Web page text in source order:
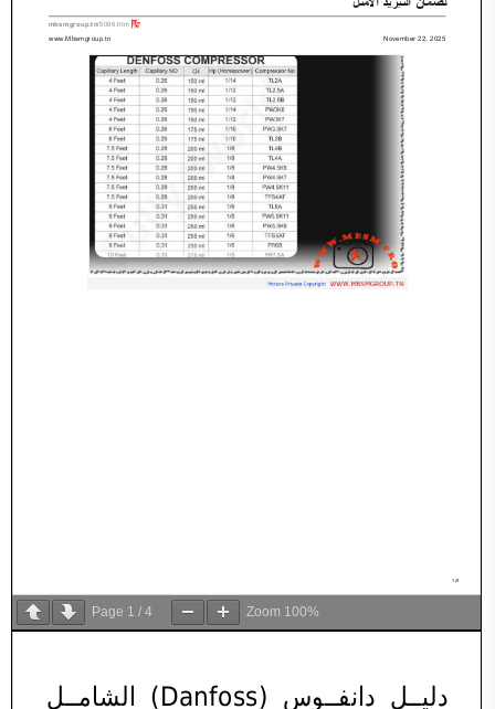
Page 1 / 4 Zoom 100%